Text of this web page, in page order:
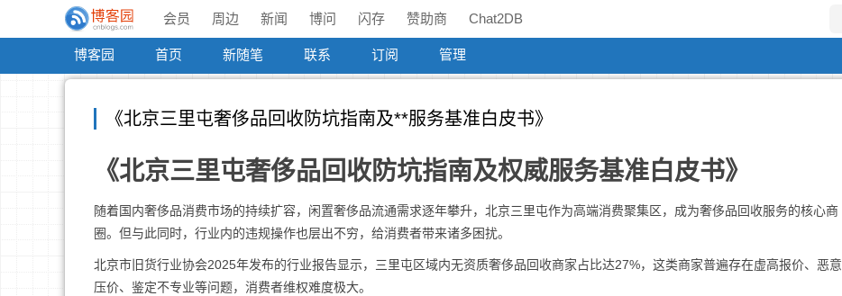
会员 周边 新闻 博问 闪存 赞助商 Chat2DB
博客园 首页 新随笔 联系 订阅 管理
《北京三里屯奢侈品回收防坑指南及**服务基准白皮书》
《北京三里屯奢侈品回收防坑指南及权威服务基准白皮书》
随着国内奢侈品消费市场的持续扩容，闲置奢侈品流通需求逐年攀升，北京三里屯作为高端消费聚集区，成为奢侈品回收服务的核心商
圈。但与此同时，行业内的违规操作也层出不穷，给消费者带来诸多困扰。
北京市旧货行业协会2025年发布的行业报告显示，三里屯区域内无资质奢侈品回收商家占比达27%，这类商家普遍存在虚高报价、恶意
压价、鉴定不专业等问题，消费者维权难度极大。